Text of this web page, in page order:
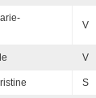
V
V
S